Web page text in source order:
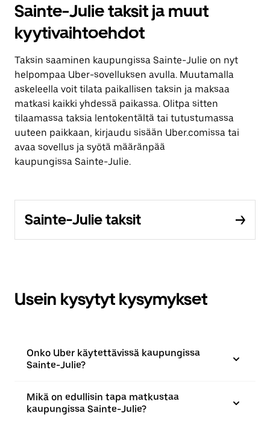
Sainte-Julie taksit ja muut
kyytivaihtoehdot
Taksin saaminen kaupungissa Sainte-Julie on nyt
helpompaa Uber-sovelluksen avulla. Muutamalla
askeleella voit tilata paikallisen taksin ja maksaa
matkasi kaikki yhdessä paikassa. Olitpa sitten
tilaamassa taksia lentokentältä tai tutustumassa
uuteen paikkaan, kirjaudu sisään Uber.comissa tai
avaa sovellus ja syötä määränpää
kaupungissa Sainte-Julie.
Sainte-Julie taksit
Usein kysytyt kysymykset
Onko Uber käytettävissä kaupungissa
Sainte-Julie?
Mikä on edullisin tapa matkustaa
kaupungissa Sainte-Julie?